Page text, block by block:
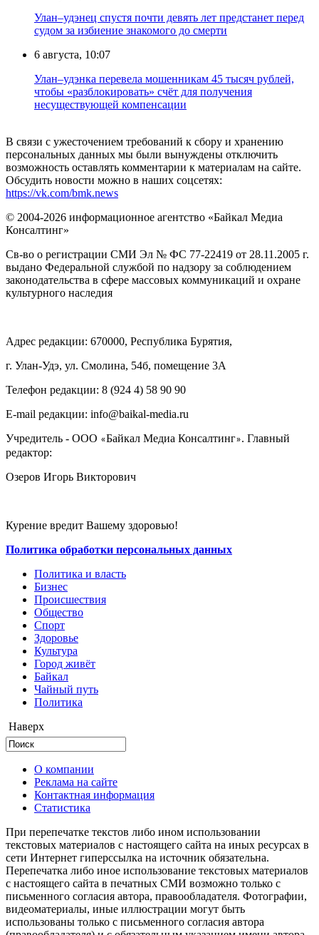
Улан–удэнец спустя почти девять лет предстанет перед
судом за избиение знакомого до смерти
6 августа, 10:07
Улан–удэнка перевела мошенникам 45 тысяч рублей,
чтобы «разблокировать» счёт для получения
несуществующей компенсации
В связи с ужесточением требований к сбору и хранению
персональных данных мы были вынуждены отключить
возможность оставлять комментарии к материалам на сайте.
Обсудить новости можно в наших соцсетях:
https://vk.com/bmk.news
© 2004-2026 информационное агентство «Байкал Медиа
Консалтинг»
Св-во о регистрации СМИ Эл № ФС 77-22419 от 28.11.2005 г.
выдано Федеральной службой по надзору за соблюдением
законодательства в сфере массовых коммуникаций и охране
культурного наследия
Адрес редакции: 670000, Республика Бурятия,
г. Улан-Удэ, ул. Смолина, 54б, помещение 3А
Телефон редакции: ‎‎8 (924 4) 58 90 90
E-mail редакции: info@baikal-media.ru
Учредитель - ООО «Байкал Медиа Консалтинг». Главный
редактор:
Озеров Игорь Викторович
Курение вредит Вашему здоровью!
Политика обработки персональных данных
Политика и власть
Бизнес
Происшествия
Общество
Cпорт
Здоровье
Культура
Город живёт
Байкал
Чайный путь
Политика
Наверх
О компании
Реклама на сайте
Контактная информация
Статистика
При перепечатке текстов либо ином использовании
текстовых материалов с настоящего сайта на иных ресурсах в
сети Интернет гиперссылка на источник обязательна.
Перепечатка либо иное использование текстовых материалов
с настоящего сайта в печатных СМИ возможно только с
письменного согласия автора, правообладателя. Фотографии,
видеоматериалы, иные иллюстрации могут быть
использованы только с письменного согласия автора